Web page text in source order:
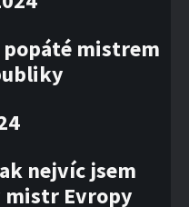
popáté mistrem
nejvíc jsem
mistr Evropy